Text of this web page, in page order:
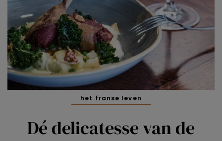
het franse leven
Dé delicatesse van de